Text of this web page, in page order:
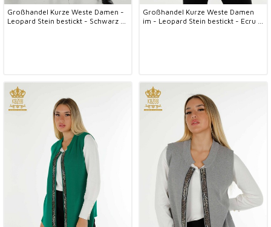
Großhandel Kurze Weste Damen -
Leopard Stein bestickt - Schwarz -
Großhandel Kurze Weste Damen
im - Leopard Stein bestickt - Ecru -